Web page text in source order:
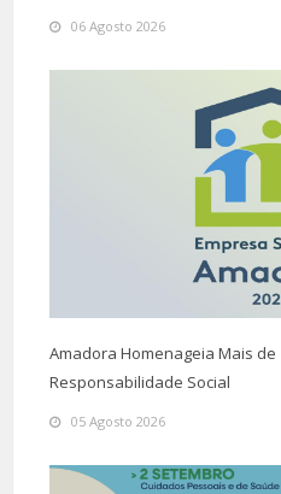
06 Agosto 2026
Amadora Homenageia Mais de
Responsabilidade Social
05 Agosto 2026